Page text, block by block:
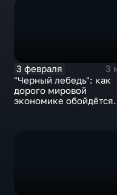
3 февраля
3
"Черный лебедь": как
дорого мировой
экономике обойдётся